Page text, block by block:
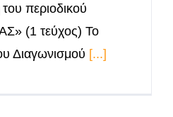
περιοδικού
(1 τεύχος) Το
Διαγωνισμού [...]